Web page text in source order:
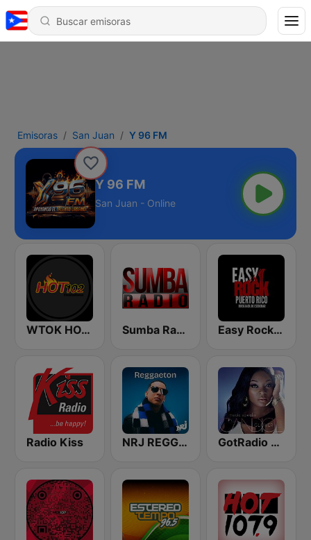
Emisoras San Juan Y 96 FM
Y 96 FM
San Juan - Online
WTOK HOT 102 Sumba Radio Easy Rock Puerto Rico
Radio Kiss NRJ REGGAETON GotRadio - Urban Lounge